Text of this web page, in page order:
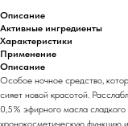
Описание
Активные ингредиенты
Характеристики
Применение
Описание
Особое ночное средство,
сияет новой красотой.
0,5% эфирного масла
хронокосметическую функцию